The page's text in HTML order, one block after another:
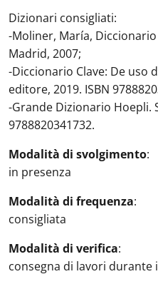
Dizionari consigliati:
-Moliner, María,
Madrid, 2007;
-Diccionario Clave: De uso
editore, 2019. ISBN
-Grande Dizionario Hoepli.
9788820341732.
Modalità di svolgimento:
in presenza
Modalità di frequenza:
consigliata
Modalità di verifica:
consegna di lavori durante